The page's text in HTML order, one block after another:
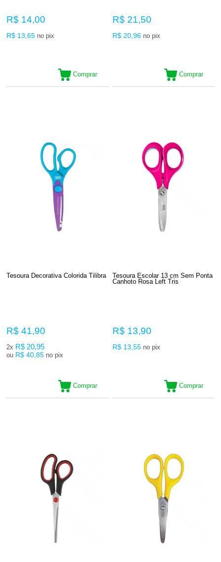
R$ 14,00
R$ 13,65 no pix
Comprar
R$ 21,50
R$ 20,96 no pix
Comprar
Tesoura Decorativa Colorida Tilibra
R$ 41,90
2x R$ 20,95
ou R$ 40,85 no pix
Comprar
Tesoura Escolar 13 cm Sem Ponta
Canhoto Rosa Left Tris
R$ 13,90
R$ 13,55 no pix
Comprar